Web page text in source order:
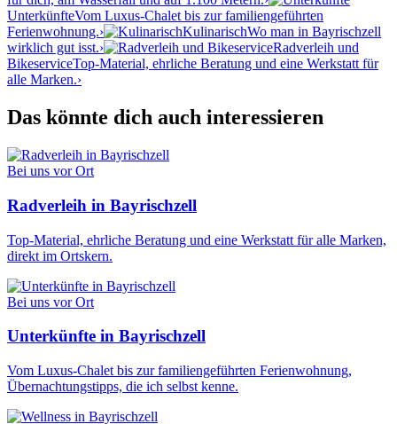
UnterkünfteVom Luxus-Chalet bis zur familiengeführten
Ferienwohnung.› KulinarischWo man in Bayrischzell
wirklich gut isst.›
Radverleih und
BikeserviceTop-Material, ehrliche Beratung und eine Werkstatt für
alle Marken.›
Das könnte dich auch interessieren
Bei uns vor Ort
Radverleih in Bayrischzell
Top-Material, ehrliche Beratung und eine Werkstatt für alle Marken,
direkt im Ortskern.
Bei uns vor Ort
Unterkünfte in Bayrischzell
Vom Luxus-Chalet bis zur familiengeführten Ferienwohnung,
Übernachtungstipps, die ich selbst kenne.